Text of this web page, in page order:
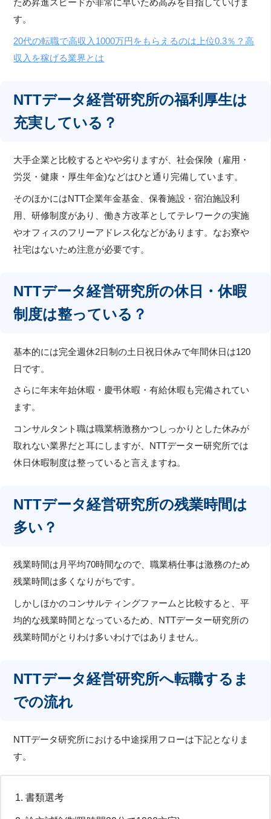
ため昇進スピードが非常に早いため高みを目指していけま
す。
20代の転職で高収入1000万円をもらえるのは上位0.3％？高
収入を稼げる業界とは
NTTデータ経営研究所の福利厚生は
充実している？
大手企業と比較するとやや劣りますが、社会保険（雇用・
労災・健康・厚生年金)などはひと通り完備しています。
そのほかにはNTT企業年金基金、保養施設・宿泊施設利
用、研修制度があり、働き方改革としてテレワークの実施
やオフィスのフリーアドレス化などがあります。なお寮や
社宅はないため注意が必要です。
NTTデータ経営研究所の休日・休暇
制度は整っている？
基本的には完全週休2日制の土日祝日休みで年間休日は120
日です。
さらに年末年始休暇・慶弔休暇・有給休暇も完備されてい
ます。
コンサルタント職は職業柄激務かつしっかりとした休みが
取れない業界だと耳にしますが、NTTデーター研究所では
休日休暇制度は整っていると言えますね。
NTTデータ経営研究所の残業時間は
多い？
残業時間は月平均70時間なので、職業柄仕事は激務のため
残業時間は多くなりがちです。
しかしほかのコンサルティングファームと比較すると、平
均的な残業時間となっているため、NTTデーター研究所の
残業時間がとりわけ多いわけではありません。
NTTデータ経営研究所へ転職するま
での流れ
NTTデータ研究所における中途採用フローは下記となりま
す。
書類選考